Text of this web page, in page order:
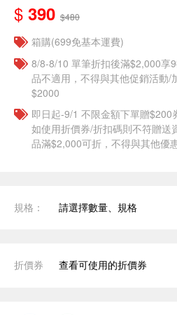
$ 390 $480
箱購(699免基本運費)
8/8-8/10 單筆折扣後滿$2,000享
品不適用，不得與其他促銷活動/
$2000
即日起-9/1 不限金額下單贈
如使用折價券/折扣碼則不符贈送
品滿$2,000可折，不得與其他優
規格： 請選擇數量、規格
折價券 查看可使用的折價券